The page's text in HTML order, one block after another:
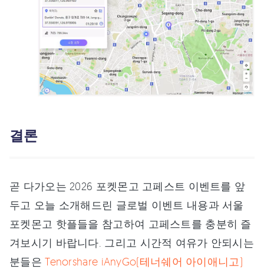
결론
곧 다가오는 2026 포켓몬고 고페스트 이벤트를 앞
두고 오늘 소개해드린 글로벌 이벤트 내용과 서울
포켓몬고 핫플들을 참고하여 고페스트를 충분히 즐
겨보시기 바랍니다. 그리고 시간적 여유가 안되시는
분들은Tenorshare iAnyGo(테너쉐어 아이애니고)